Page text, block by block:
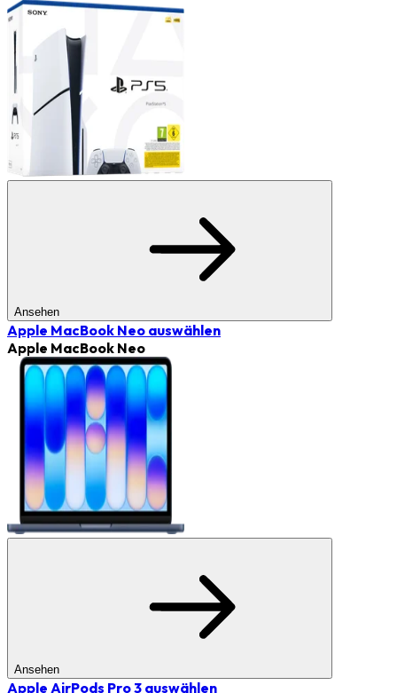
Ansehen
Apple MacBook Neo auswählen
Apple MacBook Neo
Ansehen
Apple AirPods Pro 3 auswählen